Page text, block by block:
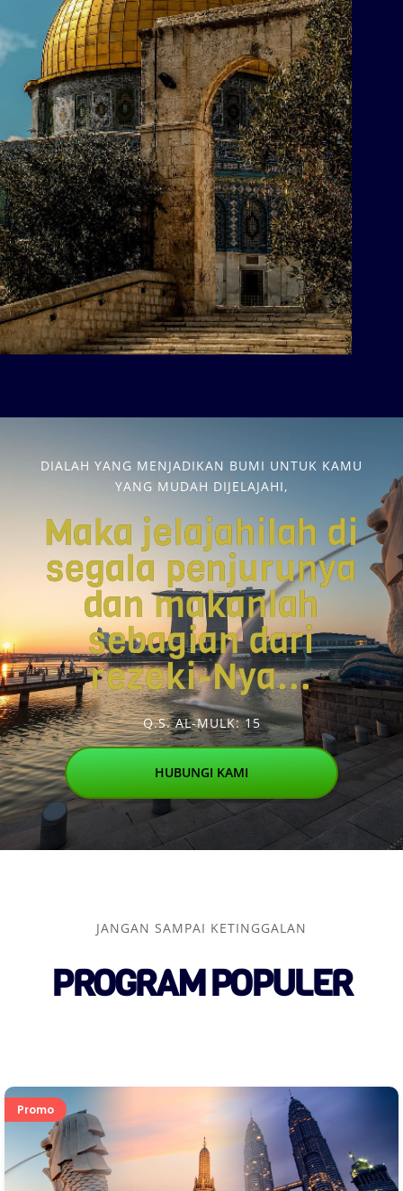
DIALAH YANG MENJADIKAN BUMI UNTUK KAMU
YANG MUDAH DIJELAJAHI,
Maka jelajahilah di
segala penjurunya
dan makanlah
sebagian dari
rezeki-Nya...
Q.S. AL-MULK: 15
HUBUNGI KAMI
JANGAN SAMPAI KETINGGALAN
PROGRAM POPULER
Promo